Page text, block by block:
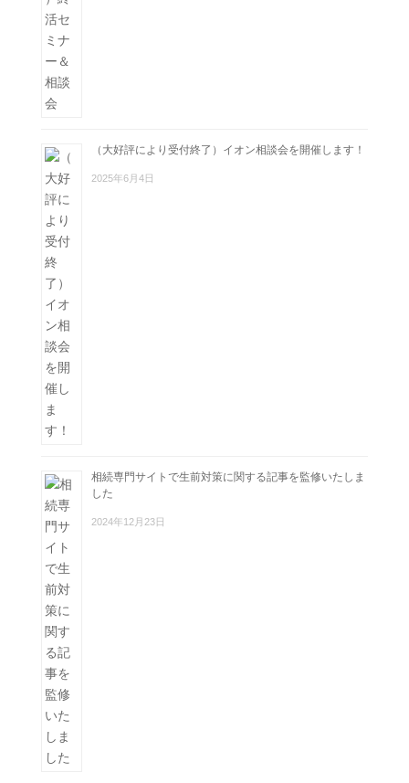
（大好評により受付終了）イオン相談会を開催します！
2025年6月4日
相続専門サイトで生前対策に関する記事を監修いたしま
した
2024年12月23日